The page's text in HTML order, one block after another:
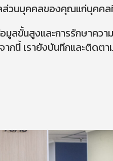
ส่วนบุคคลของคุณแก่บุคค
อมูลขั้นสูงและการรักษาค
นี้ เรายังบันทึกและติดต